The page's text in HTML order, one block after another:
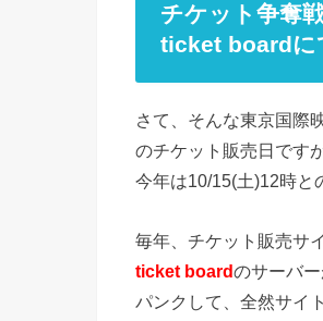
チケット争奪
ticket boardに
さて、そんな東京国際
のチケット販売日ですが
今年は10/15(土)12時と
毎年、チケット販売サ
ticket boardのサーバ
パンクして、全然サイ